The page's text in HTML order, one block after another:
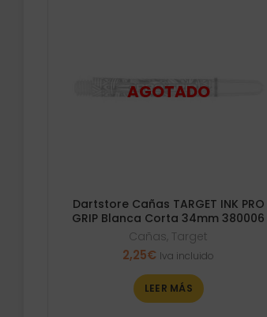
Dartstore Cañas TARGET INK PRO
GRIP Blanca Corta 34mm 380006
Cañas, Target
2,25€ Iva incluido
LEER MÁS